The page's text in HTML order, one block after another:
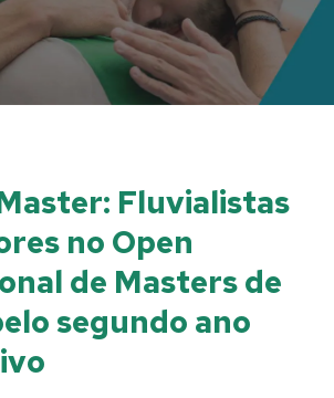
Fluvialistas
no Open
de Masters de
segundo ano